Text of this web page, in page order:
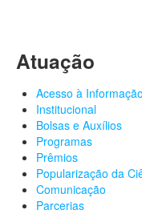
Atuação
Acesso à Informação
Institucional
Bolsas e Auxílios
Programas
Prêmios
Popularização da
Comunicação
Parcerias